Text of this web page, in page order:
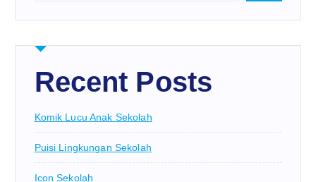
Recent Posts
Komik Lucu Anak Sekolah
Puisi Lingkungan Sekolah
Icon Sekolah